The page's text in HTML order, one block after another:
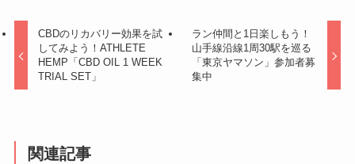
CBDのリカバリー効果を試
してみよう！ATHLETE
HEMP「CBD OIL 1 WEEK
TRIAL SET」
ラン仲間と1日楽しもう！
山手線沿線1周30駅を巡る
「東京ヤマソン」参加者募
集中
関連記事